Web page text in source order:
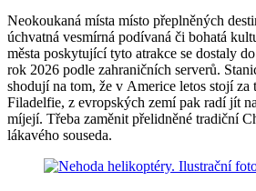
Neokoukaná místa místo přeplněných
úchvatná vesmírná podívaná či bohatá
města poskytující tyto atrakce se dostaly
rok 2026 podle zahraničních serverů.
shodují na tom, že v Americe letos stojí za
Filadelfie, z evropských zemí pak radí jít
míjejí. Třeba zaměnit přelidněné tradiční
lákavého souseda.